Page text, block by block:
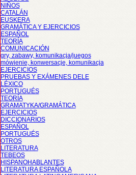
NIÑOS
CATALÁN
EUSKERA
GRAMÁTICA Y EJERCICIOS
ESPAÑOL
TEORÍA
COMUNICACIÓN
gry, zabawy, komunikacja/juegos
mówienie, konwersacje, komunikacja
EJERCICIOS
PRUEBAS Y EXÁMENES DELE
LÉXICO
PORTUGUÉS
TEORÍA
GRAMATYKA/GRAMÁTICA
EJERCICIOS
DICCIONARIOS
ESPAÑOL
PORTUGUÉS
OTROS
LITERATURA
TEBEOS
HISPANOHABLANTES
LITERATURA ESPAÑOLA